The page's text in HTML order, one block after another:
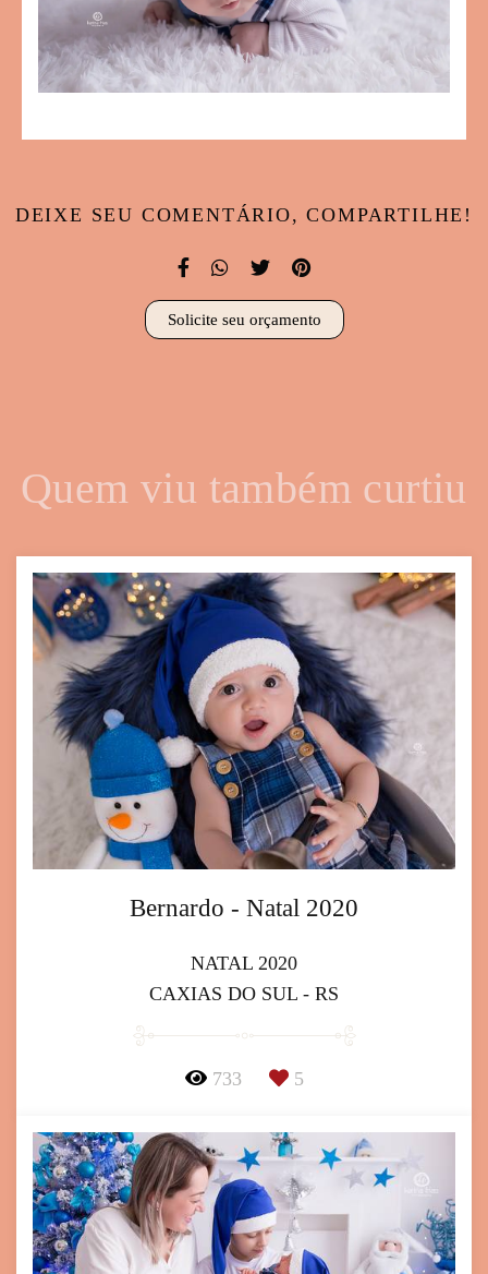
DEIXE SEU COMENTÁRIO, COMPARTILHE!
Solicite seu orçamento
Quem viu também curtiu
Bernardo - Natal 2020
NATAL 2020
CAXIAS DO SUL - RS
733 5